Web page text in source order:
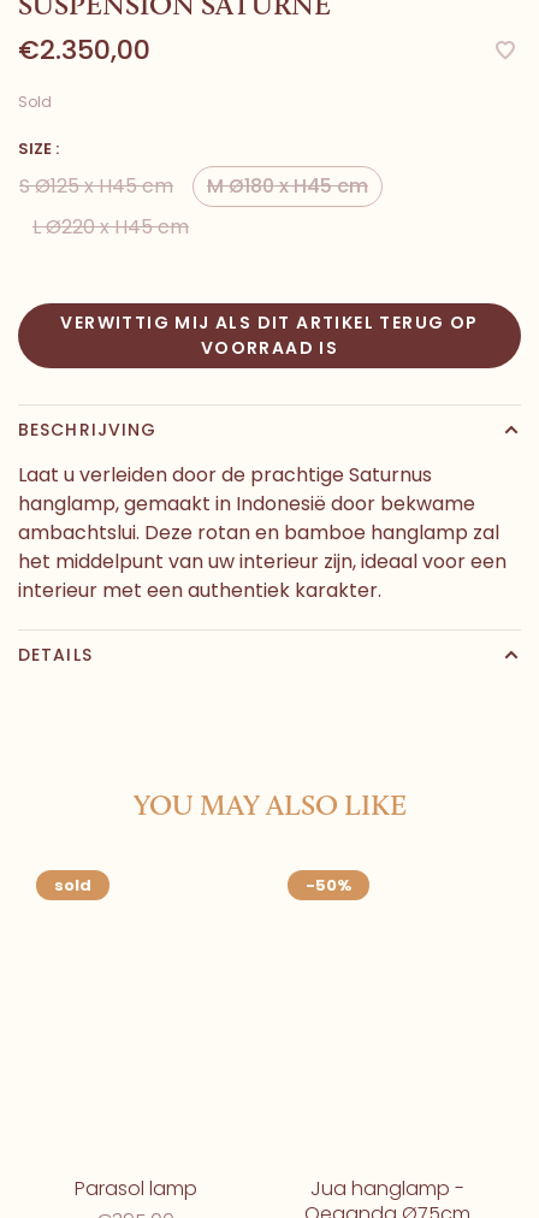
€2.350,00
Sold
SIZE :
S Ø125 x H45 cm
M Ø180 x H45 cm
L Ø220 x H45 cm
VERWITTIG MIJ ALS DIT ARTIKEL TERUG OP
VOORRAAD IS
BESCHRIJVING
Laat u verleiden door de prachtige Saturnus
hanglamp, gemaakt in Indonesië door bekwame
ambachtslui. Deze rotan en bamboe hanglamp zal
het middelpunt van uw interieur zijn, ideaal voor een
interieur met een authentiek karakter.
DETAILS
YOU MAY ALSO LIKE
sold
Parasol lamp
-50%
Jua hanglamp -